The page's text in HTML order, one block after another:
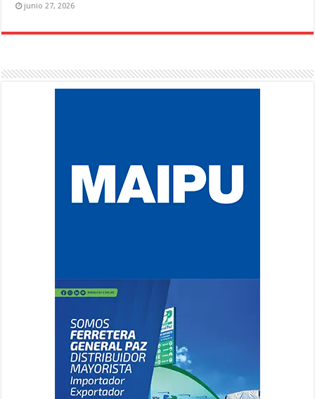
junio 27, 2026